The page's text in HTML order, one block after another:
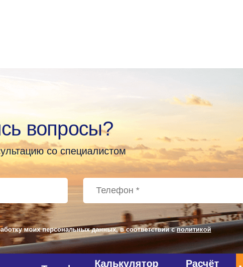
вопросы?
со специалистом
моих персональных данных, в соответствии сполитикой
Калькулятор Расчёт